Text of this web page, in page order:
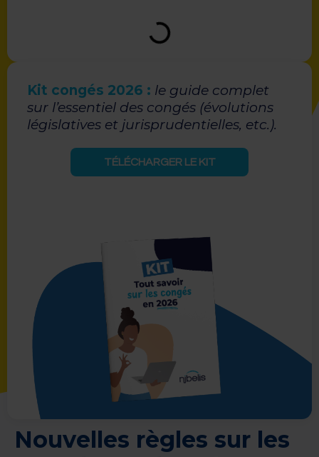
Kit congés 2026 : le guide complet
sur l’essentiel des congés (évolutions
législatives et jurisprudentielles, etc.).
TÉLÉCHARGER LE KIT
Nouvelles règles sur les